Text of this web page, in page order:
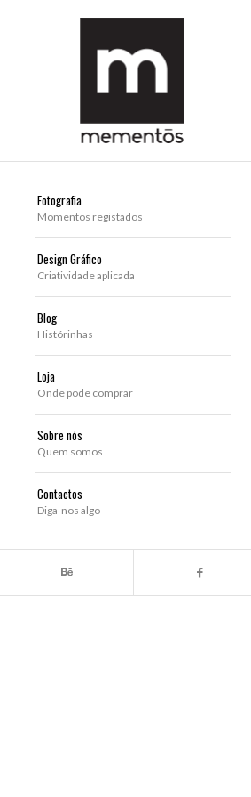
Fotografia
Momentos registados
Design Gráfico
Criatividade aplicada
Blog
Histórinhas
Loja
Onde pode comprar
Sobre nós
Quem somos
Contactos
Diga-nos algo